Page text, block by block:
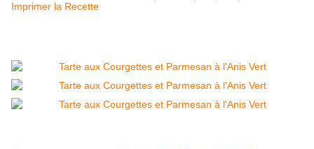
Imprimer la Recette